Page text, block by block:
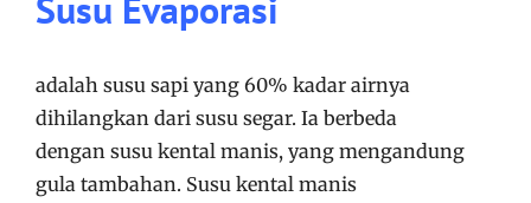
adalah susu sapi yang 60% kadar airnya
dihilangkan dari susu segar. Ia berbeda
dengan susu kental manis, yang mengandung
gula tambahan. Susu kental manis